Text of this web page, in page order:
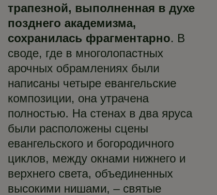
трапезной, выполненная в духе
позднего академизма,
сохранилась фрагментарно. В
своде, где в многолопастных
арочных обрамлениях были
написаны четыре евангельские
композиции, она утрачена
полностью. На стенах в два яруса
были расположены сцены
евангельского и богородичного
циклов, между окнами нижнего и
верхнего света, объединенных
высокими нишами, – святые